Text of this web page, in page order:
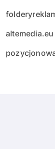
altemedia.eu